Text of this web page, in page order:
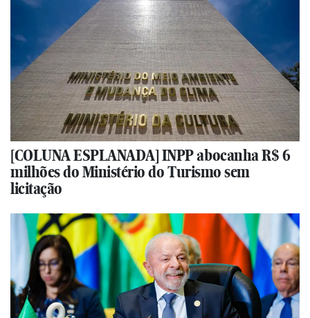
[COLUNA ESPLANADA] INPP abocanha R$ 6
milhões do Ministério do Turismo sem
licitação